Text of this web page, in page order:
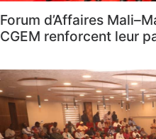
Forum d’Affaires
CGEM renforcent leur